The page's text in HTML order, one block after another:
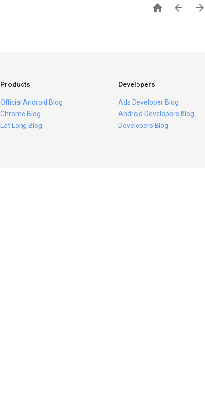
  
Products
Official Android Blog
Chrome Blog
Lat Long Blog
Developers
Ads Developer Blog
Android Developers Blog
Developers Blog